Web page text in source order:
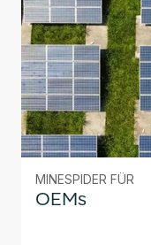
MINESPIDER FÜR
OEMs